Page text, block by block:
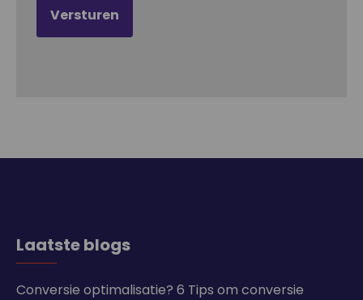
Laatste blogs
Conversie optimalisatie? 6 Tips om conversie